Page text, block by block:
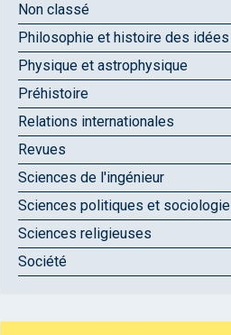
Non classé
Philosophie et histoire des idées
Physique et astrophysique
Préhistoire
Relations internationales
Revues
Sciences de l'ingénieur
Sciences politiques et sociologie
Sciences religieuses
Société